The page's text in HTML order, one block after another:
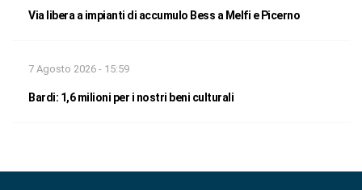
Via libera a impianti di accumulo Bess a Melfi e Picerno
7 Agosto 2026 - 15:59
Bardi: 1,6 milioni per i nostri beni culturali